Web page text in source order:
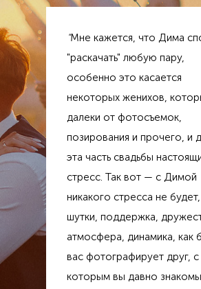
"Мне кажется, что Дима
"раскачать" любую пару,
особенно это касается
некоторых женихов,
далеки от фотосъемок,
позирования и прочего, и
эта часть свадьбы
стресс. Так вот — с Димой
никакого стресса не
шутки, поддержка,
атмосфера, динамика, как
вас фотографирует друг, с
которым вы давно